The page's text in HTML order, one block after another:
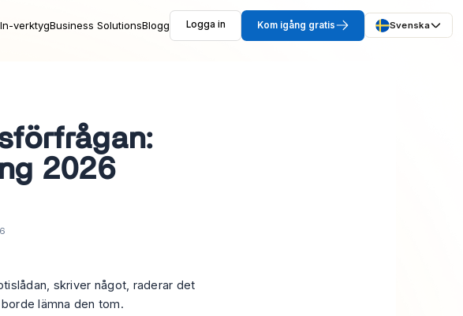
verktygBusiness SolutionsBlogg Logga in Kom igång gratis Svenska
2026
skriver något, raderar det
lämna den tom.